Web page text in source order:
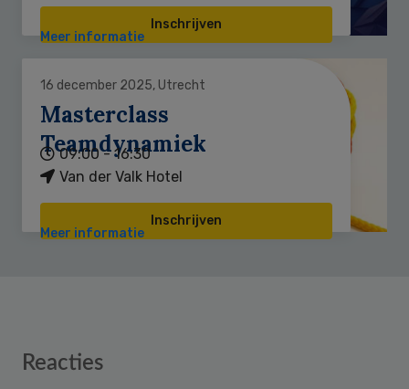
Inschrijven
Meer informatie
16 december 2025, Utrecht
Masterclass
Teamdynamiek
09:00 - 16:30
Van der Valk Hotel
Inschrijven
Meer informatie
Reader
Reacties